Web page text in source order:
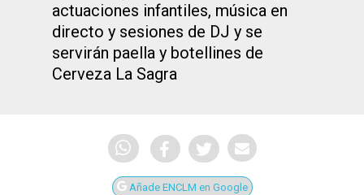
actuaciones infantiles, música en
directo y sesiones de DJ y se
servirán paella y botellines de
Cerveza La Sagra
Añade ENCLM en Google